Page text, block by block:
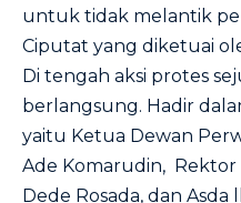
untuk tidak melantik
Ciputat yang diketuai
Di tengah aksi protes
berlangsung. Hadir
yaitu Ketua Dewan
Ade Komarudin, Rektor
Dede Rosada, dan